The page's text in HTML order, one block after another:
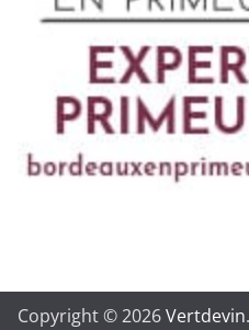
Copyright © 2026Vertdevin